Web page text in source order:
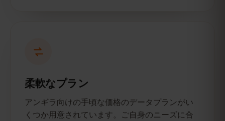
柔軟なプラン
アンギラ向けの手頃な価格のデータプランがい
くつか用意されています。ご自身のニーズに合